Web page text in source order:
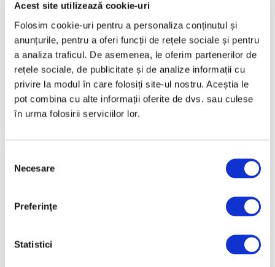
Acest site utilizează cookie-uri
Folosim cookie-uri pentru a personaliza conținutul și
anunțurile, pentru a oferi funcții de rețele sociale și pentru
a analiza traficul. De asemenea, le oferim partenerilor de
rețele sociale, de publicitate și de analize informații cu
privire la modul în care folosiți site-ul nostru. Aceștia le
pot combina cu alte informații oferite de dvs. sau culese
în urma folosirii serviciilor lor.
consimțământului
Necesare
Preferinţe
Statistici
Atelierul excentric al lui Joseph
Cornell, readus la viață de Wes
Anderson
7 Noiembrie 2025
Brașovul, fragmentar și în
ansamblu